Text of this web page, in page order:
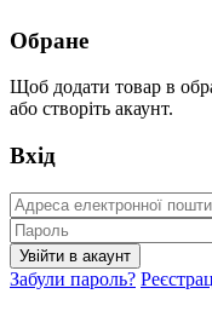
Обране
Щоб додати товар в
або створіть акаунт.
Вхід
Забули пароль?